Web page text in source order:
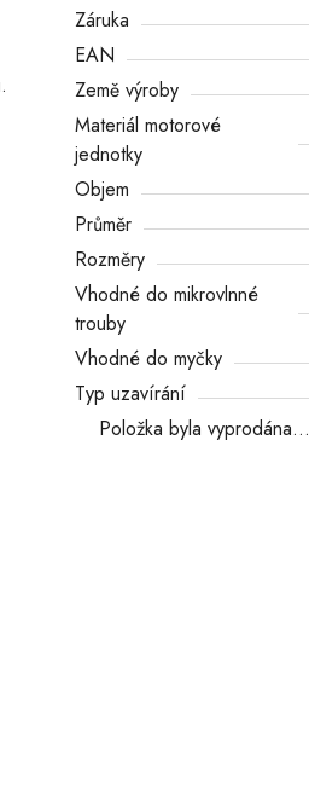
Záruka
EAN
Země výroby
Materiál motorové
jednotky
Objem
Průměr
Rozměry
Vhodné do mikrovlnné
trouby
Vhodné do myčky
Typ uzavírání
Položka byla vyprodána…